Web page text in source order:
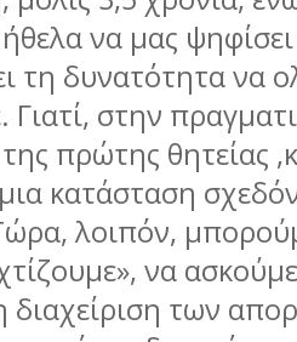
να μας
τη δυνατότητα να
Γιατί, στην
πρώτης θητείας
κατάσταση
λοιπόν,
να
διαχείριση των